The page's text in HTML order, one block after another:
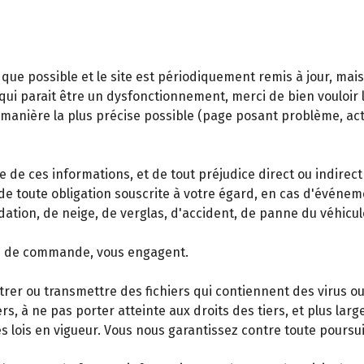
possible et le site est périodiquement remis à jour,
parait être un dysfonctionnement, merci de bien
la plus précise possible (page posant problème,
de ces informations, et de tout préjudice direct ou
toute obligation souscrite à votre égard, en cas
de neige, de verglas, d'accident, de panne du
commande, vous engagent.
ou transmettre des fichiers qui contiennent des virus
à ne pas porter atteinte aux droits des tiers, et plus
lois en vigueur. Vous nous garantissez contre toute